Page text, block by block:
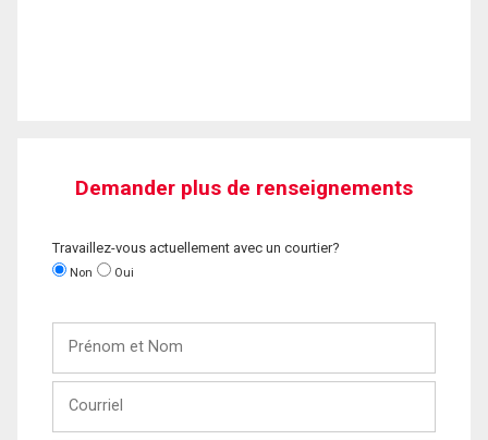
Demander plus de renseignements
Travaillez-vous actuellement avec un courtier?
Non Oui
Nom